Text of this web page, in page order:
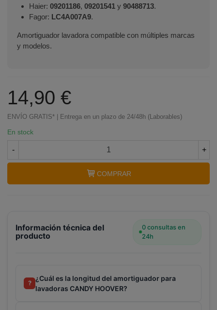
Haier: 09201186, 09201541 y 90488713.
Fagor: LC4A007A9.
Amortiguador lavadora compatible con múltiples marcas
y modelos.
14,90 €
ENVÍO GRATIS* | Entrega en un plazo de 24/48h (Laborables)
En stock
- +
COMPRAR
Información técnica del
producto
0 consultas en
24h
?
¿Cuál es la longitud del amortiguador para
lavadoras CANDY HOOVER?